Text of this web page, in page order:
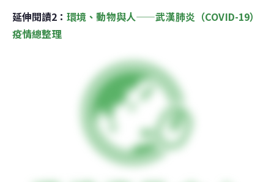
延伸閱讀2： 環境、動物與人——武漢肺炎（COVID-19）
疫情總整理